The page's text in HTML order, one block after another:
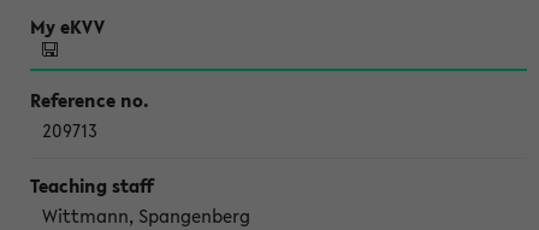
209713
Wittmann, Spangenberg